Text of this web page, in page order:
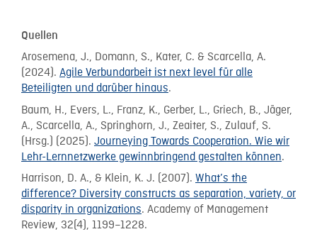
Quellen
Arosemena, J., Domann, S., Kater, C. & Scarcella, A.
(2024). Agile Verbundarbeit ist next level für alle
Beteiligten und darüber hinaus.
Baum, H., Evers, L., Franz, K., Gerber, L., Griech, B., Jäger,
A., Scarcella, A., Springhorn, J., Zeaiter, S., Zulauf, S.
(Hrsg.) (2025). Journeying Towards Cooperation. Wie wir
Lehr-Lernnetzwerke gewinnbringend gestalten können.
Harrison, D. A., & Klein, K. J. (2007). What’s the
difference? Diversity constructs as separation, variety, or
disparity in organizations. Academy of Management
Review, 32(4), 1199–1228.